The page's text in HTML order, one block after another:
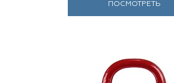
ПОСМОТРЕТЬ